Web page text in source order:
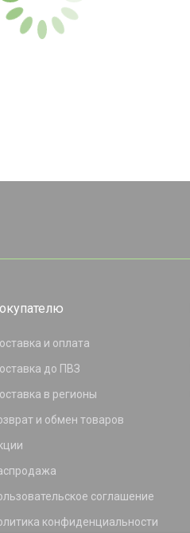
и оплата
до ПВЗ
в регионы
и обмен товаров
соглашение
конфиденциальности